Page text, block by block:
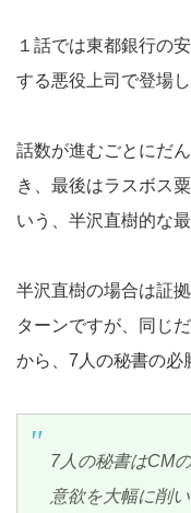
１話では東都銀行の
する悪役上司で登場
話数が進むごとにだ
き、最後はラスボス
いう、半沢直樹的な
半沢直樹の場合は証
ターンですが、同じ
から、7人の秘書の必
7人の秘書はCM
意欲を大幅に削